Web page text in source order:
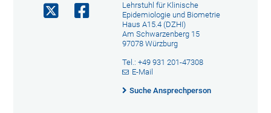
Lehrstuhl für Klinische
Epidemiologie und Biometrie
Haus A15.4 (DZHI)
Am Schwarzenberg 15
97078 Würzburg
Tel.: +49 931 201-47308
E-Mail
Suche Ansprechperson